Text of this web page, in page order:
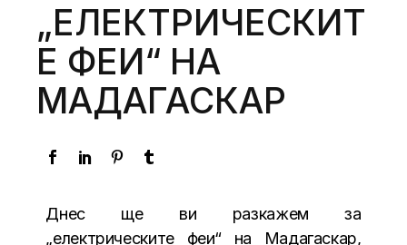
„EЛЕКТРИЧЕСКИТ
Е ФЕИ“ НА
МАДАГАСКАР
Днес ще ви разкажем за
„електрическите феи“ на Мадагаскар,